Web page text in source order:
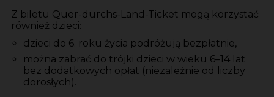
Z biletu Quer-durchs-Land-Ticket mogą korzystać
również dzieci:
dzieci do 6. roku życia podróżują bezpłatnie,
można zabrać do trójki dzieci w wieku 6–14 lat
bez dodatkowych opłat (niezależnie od liczby
dorosłych).